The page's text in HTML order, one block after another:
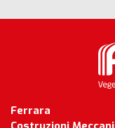
Ferrara